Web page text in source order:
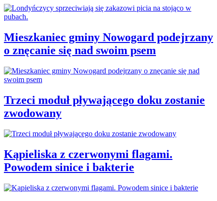
Mieszkaniec gminy Nowogard podejrzany
o znęcanie się nad swoim psem
Trzeci moduł pływającego doku zostanie
zwodowany
Kąpieliska z czerwonymi flagami.
Powodem sinice i bakterie